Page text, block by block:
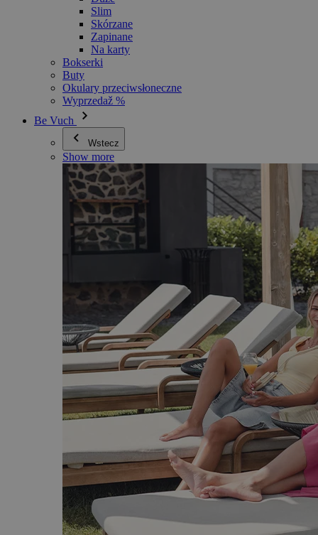
Slim
Skórzane
Zapinane
Na karty
Bokserki
Buty
Okulary przeciwsłoneczne
Wyprzedaž %
Be Vuch
Wstecz
Show more